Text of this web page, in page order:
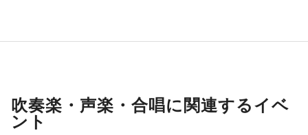
吹奏楽・声楽・合唱に関連するイベ
ント